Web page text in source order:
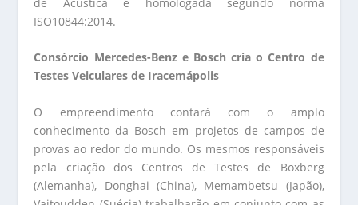
ISO10844:2014.
Consórcio Mercedes-Benz e Bosch cria o Centro de
Testes Veiculares de Iracemápolis
O empreendimento contará com o amplo
conhecimento da Bosch em projetos de campos de
provas ao redor do mundo. Os mesmos responsáveis
pela criação dos Centros de Testes de Boxberg
(Alemanha), Donghai (China), Memambetsu (Japão),